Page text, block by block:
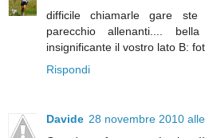
difficile chiamarle gare ste
parecchio allenanti....
insignificante il vostro lato B:
Rispondi
Davide 28 novembre 2010